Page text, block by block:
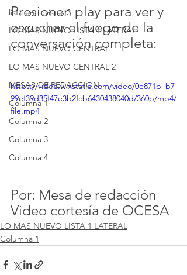
lista entrevistas 3
LO MAS NUEVO LISTA 1 LATERAL
LO MAS NUEVO CENTRAL
LO MAS NUEVO CENTRAL 2
MESAS DE REDACCION
Columna 1
Columna 2
Columna 3
Columna 4
Presionen play para ver y
escuchar el fuego de la
conversación completa:
https://video.wixstatic.com/video/0e871b_b7
99ef39d35f47e3b2fcb6430438040d/360p/mp4/
file.mp4
Por: Mesa de redacción
Video cortesía de OCESA
LO MAS NUEVO LISTA 1 LATERAL
Columna 1